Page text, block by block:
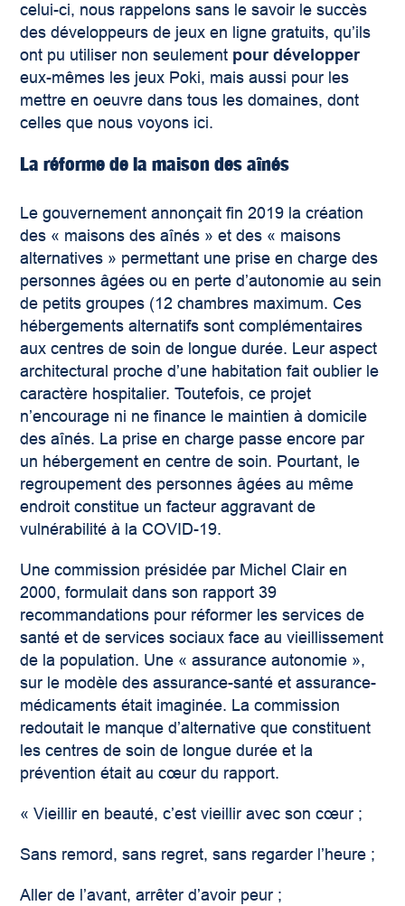
celui-ci, nous rappelons sans le savoir le succès
des développeurs de jeux en ligne gratuits, qu’ils
ont pu utiliser non seulement pour développer
eux-mêmes les jeux Poki, mais aussi pour les
mettre en oeuvre dans tous les domaines, dont
celles que nous voyons ici.
La réforme de la maison des aînés
Le gouvernement annonçait fin 2019 la création
des « maisons des aînés » et des « maisons
alternatives » permettant une prise en charge des
personnes âgées ou en perte d’autonomie au sein
de petits groupes (12 chambres maximum. Ces
hébergements alternatifs sont complémentaires
aux centres de soin de longue durée. Leur aspect
architectural proche d’une habitation fait oublier le
caractère hospitalier. Toutefois, ce projet
n’encourage ni ne finance le maintien à domicile
des aînés. La prise en charge passe encore par
un hébergement en centre de soin. Pourtant, le
regroupement des personnes âgées au même
endroit constitue un facteur aggravant de
vulnérabilité à la COVID-19.
Une commission présidée par Michel Clair en
2000, formulait dans son rapport 39
recommandations pour réformer les services de
santé et de services sociaux face au vieillissement
de la population. Une « assurance autonomie »,
sur le modèle des assurance-santé et assurance-
médicaments était imaginée. La commission
redoutait le manque d’alternative que constituent
les centres de soin de longue durée et la
prévention était au cœur du rapport.
« Vieillir en beauté, c’est vieillir avec son cœur ;
Sans remord, sans regret, sans regarder l’heure ;
Aller de l’avant, arrêter d’avoir peur ;